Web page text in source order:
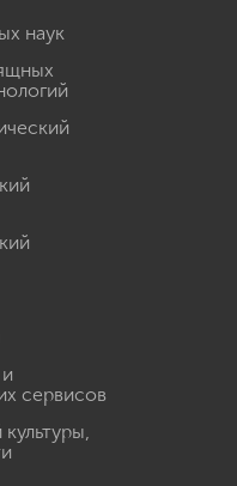
наук
сервисов